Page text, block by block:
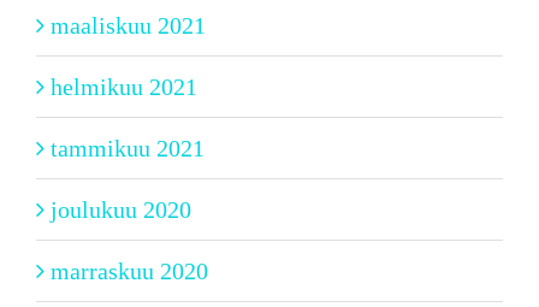
maaliskuu 2021
helmikuu 2021
tammikuu 2021
joulukuu 2020
marraskuu 2020